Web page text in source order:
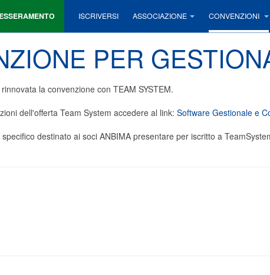
ISCRIVERSI ASSOCIAZIONE CONVENZIONI
PER
la convenzione con TEAM SYSTEM.
dell'offerta Team System accedere al link: Software Gestionale e
destinato ai soci ANBIMA presentare per iscritto a
- MERULA 2026 per affitto e acquisto strumenti
Maggiore - AVIS